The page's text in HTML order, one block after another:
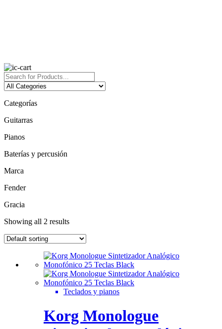
Categorías
Guitarras
Pianos
Baterías y percusión
Marca
Fender
Gracia
Showing all 2 results
Teclados y pianos
Korg Monologue